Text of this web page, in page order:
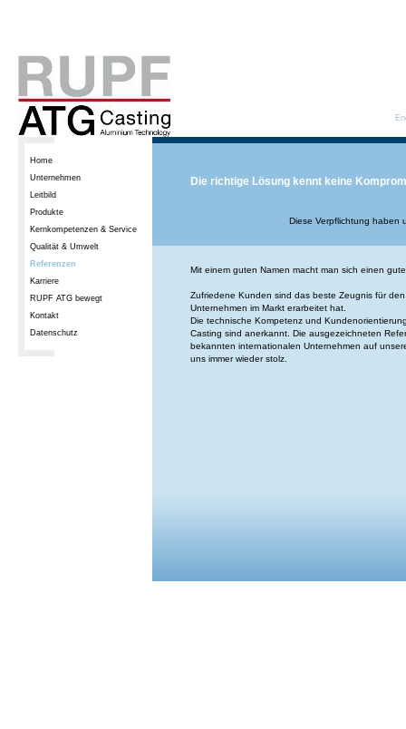
Home
Unternehmen
Leitbild
Produkte
Kernkompetenzen & Service
Qualität & Umwelt
Referenzen
Karriere
RUPF ATG bewegt
Kontakt
Datenschutz
Die richtige Lösung kennt keine
Diese Verpflichtung haben
Mit einem guten Namen macht man sich einen
Zufriedene Kunden sind das beste Zeugnis für
Unternehmen im Markt erarbeitet hat.
Die technische Kompetenz und
Casting sind anerkannt. Die ausgezeichneten
bekannten internationalen Unternehmen auf
uns immer wieder stolz.